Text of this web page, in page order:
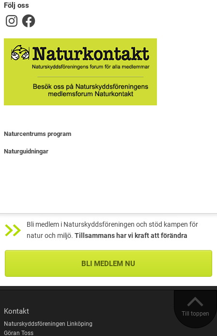
Följ oss
Naturcentrums program
Naturguidningar
Bli medlem i Naturskyddsföreningen och stöd kampen för
natur och miljö. Tillsammans har vi kraft att förändra
BLI MEDLEM NU
Till toppen
Kontakt
Naturskyddsföreningen Linköping
Göran Toss